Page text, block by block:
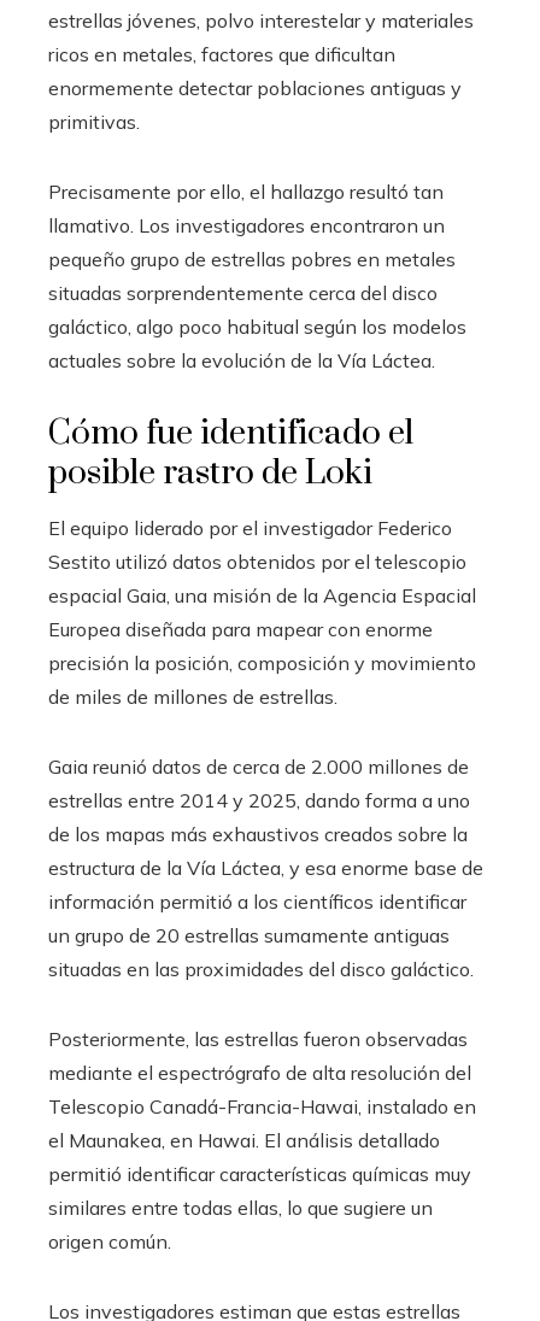
estrellas jóvenes, polvo interestelar y materiales
ricos en metales, factores que dificultan
enormemente detectar poblaciones antiguas y
primitivas.
Precisamente por ello, el hallazgo resultó tan
llamativo. Los investigadores encontraron un
pequeño grupo de estrellas pobres en metales
situadas sorprendentemente cerca del disco
galáctico, algo poco habitual según los modelos
actuales sobre la evolución de la Vía Láctea.
Cómo fue identificado el
posible rastro de Loki
El equipo liderado por el investigador Federico
Sestito utilizó datos obtenidos por el telescopio
espacial Gaia, una misión de la Agencia Espacial
Europea diseñada para mapear con enorme
precisión la posición, composición y movimiento
de miles de millones de estrellas.
Gaia reunió datos de cerca de 2.000 millones de
estrellas entre 2014 y 2025, dando forma a uno
de los mapas más exhaustivos creados sobre la
estructura de la Vía Láctea, y esa enorme base de
información permitió a los científicos identificar
un grupo de 20 estrellas sumamente antiguas
situadas en las proximidades del disco galáctico.
Posteriormente, las estrellas fueron observadas
mediante el espectrógrafo de alta resolución del
Telescopio Canadá-Francia-Hawai, instalado en
el Maunakea, en Hawai. El análisis detallado
permitió identificar características químicas muy
similares entre todas ellas, lo que sugiere un
origen común.
Los investigadores estiman que estas estrellas